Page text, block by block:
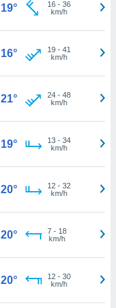
19° 16- 36
km/h
16° 19- 41
km/h
21° 24- 48
km/h
19° 13- 34
km/h
20° 12- 32
km/h
20° 7- 18
km/h
20° 12- 30
km/h